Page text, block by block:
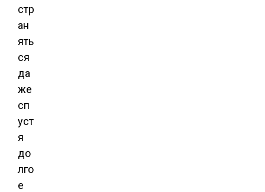
стр
ан
ять
ся
да
же
сп
уст
я
до
лго
е